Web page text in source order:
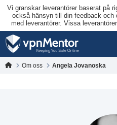
Vi granskar leverantörer baserat på
också hänsyn till din feedback och
med leverantörer. Vissa
Om oss Angela Jovanoska